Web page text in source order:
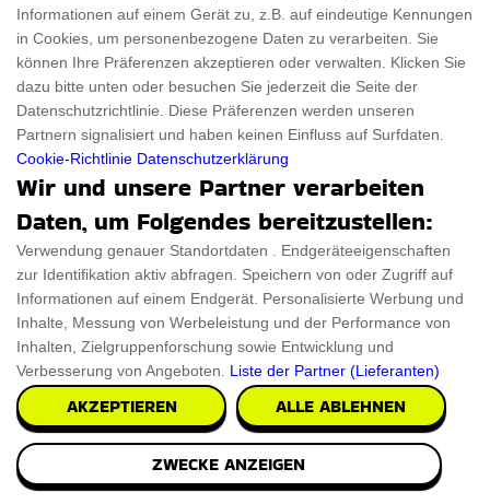
Cadillac Auto Wandregal Rosa
Das Cadillac Auto Wandregal Rosa setzt einen tollen
Akzent in Ihrer Küche. Entworfen aus einer Misc
PRÜFEN SIE ES AUS €191.98
Informationen auf einem Gerät zu, z.B. auf eindeutige Kennungen
in Cookies, um personenbezogene Daten zu verarbeiten. Sie
können Ihre Präferenzen akzeptieren oder verwalten. Klicken Sie
dazu bitte unten oder besuchen Sie jederzeit die Seite der
Datenschutzrichtlinie. Diese Präferenzen werden unseren
Partnern signalisiert und haben keinen Einfluss auf Surfdaten.
Cookie-Richtlinie Datenschutzerklärung
Wir und unsere Partner verarbeiten
Daten, um Folgendes bereitzustellen:
Verwendung genauer Standortdaten . Endgeräteeigenschaften
zur Identifikation aktiv abfragen. Speichern von oder Zugriff auf
Informationen auf einem Endgerät. Personalisierte Werbung und
Inhalte, Messung von Werbeleistung und der Performance von
Inhalten, Zielgruppenforschung sowie Entwicklung und
Verbesserung von Angeboten. Liste der Partner (Lieferanten)
AKZEPTIEREN ALLE ABLEHNEN
ZWECKE ANZEIGEN